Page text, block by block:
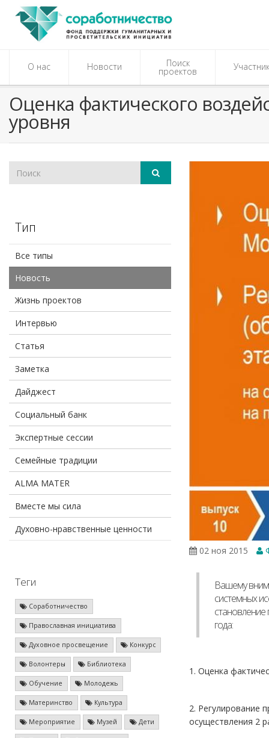
О нас Новости Поиск
проектов
Оценка фактического
уровня
Тип
Все типы
Новость
Жизнь проектов
Интервью
Статья
Заметка
Дайджест
Социальный банк
Экспертные сессии
Семейные традиции
ALMA MATER
Вместе мы сила
Духовно-нравственные ценности
Теги
Соработничество
Православная инициатива
Духовное просвещение Конкурс
Волонтеры Библиотека
Обучение Молодежь
Материнство Культура
Мероприятие Музей Дети
02 ноя 2015
Вашему
системных
года:
1. Оценка
2. Регулирование
осуществления 2